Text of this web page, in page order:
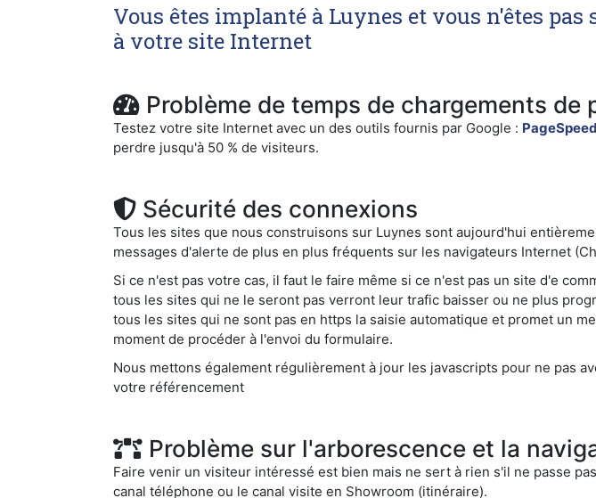
Vous êtes implanté à Luynes et vous n'êtes
à votre site Internet
Problème de temps de chargements de
Testez votre site Internet avec un des outils fournis par Google :
perdre jusqu'à 50 % de visiteurs.
Sécurité des connexions
Tous les sites que nous construisons sur Luynes sont aujourd'hui
messages d'alerte de plus en plus fréquents sur les navigateurs Internet
Si ce n'est pas votre cas, il faut le faire même si ce n'est pas un site d'e
tous les sites qui ne le seront pas verront leur trafic baisser ou ne plus
tous les sites qui ne sont pas en https la saisie automatique et promet un
moment de procéder à l'envoi du formulaire.
Nous mettons également régulièrement à jour les javascripts pour ne pas
votre référencement
Problème sur l'arborescence et la
Faire venir un visiteur intéressé est bien mais ne sert à rien s'il ne passe
canal téléphone ou le canal visite en Showroom (itinéraire).